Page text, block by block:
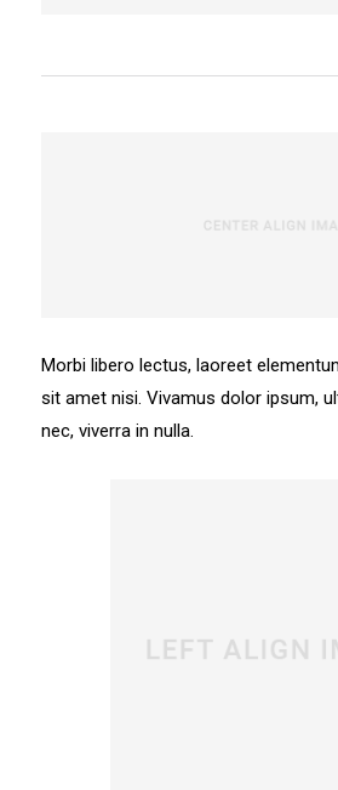
Morbi libero lectus, laoreet
sit amet nisi. Vivamus dolor ipsum,
nec, viverra in nulla.